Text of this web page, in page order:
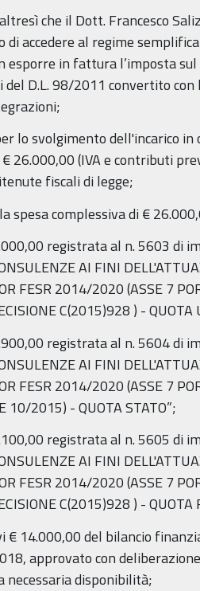
che il Dott. Francesco
di accedere al regime
esporre in fattura l’imposta
del D.L. 98/2011 convertito
lo svolgimento dell'incarico in
26.000,00 (IVA e contributi
fiscali di legge;
spesa complessiva di €
registrata al n. 5603 di
AI FINI
FESR 2014/2020 (ASSE 7
C(2015)928 ) - QUOTA
registrata al n. 5604 di
AI FINI
FESR 2014/2020 (ASSE 7
10/2015) - QUOTA STATO”;
registrata al n. 5605 di
AI FINI
FESR 2014/2020 (ASSE 7
C(2015)928 ) - QUOTA
€ 14.000,00 del bilancio
approvato con
necessaria disponibilità;